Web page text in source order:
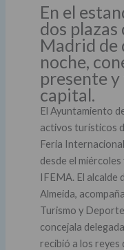
En el
dos
Madrid de
noche,
presente
capital.
El Ayuntamiento
activos turísticos
Feria
desde el
IFEMA. El alcalde
Almeida,
Turismo y
concejala
recibió a los reyes